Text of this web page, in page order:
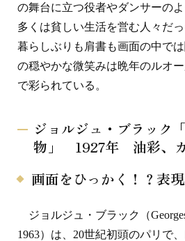
の舞台に立つ役者やダンサーの
多くは貧しい生活を営む人々だっ
暮らしぶりも肩書も画面の中で
の穏やかな微笑みは晩年のルオ
で彩られている。
ジョルジュ・ブラック
物」 1927年 油彩、
画面をひっかく！？表
ジョルジュ・ブラック（
1963）は、20世紀初頭のパリで